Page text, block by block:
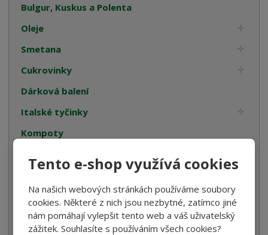
Tento e-shop využívá cookies
Na našich webových stránkách používáme soubory
cookies. Některé z nich jsou nezbytné, zatímco jiné
nám pomáhají vylepšit tento web a váš uživatelský
zážitek. Souhlasíte s používáním všech cookies?
Bulgur, Kuskus a Polenta
Oleje
Smetana
Cukrovinky
Dárková balení
Italské tyčinky
Kompoty
Luštěniny
Mořská sůl